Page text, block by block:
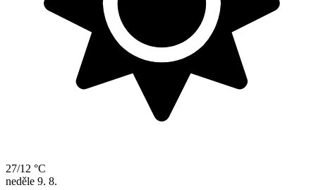
27/12 °C
neděle 9. 8.